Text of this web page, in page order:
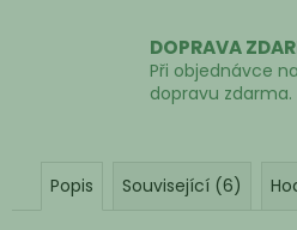
DOPRAVA
Při objednávce
dopravu zdarma.
Popis Související (6)